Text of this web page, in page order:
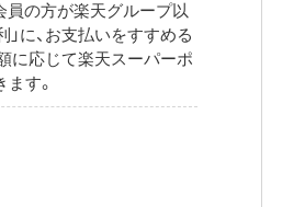
員の方が楽天グループ以
」に、お支払いをすすめる
に応じて楽天スーパーポ
す。